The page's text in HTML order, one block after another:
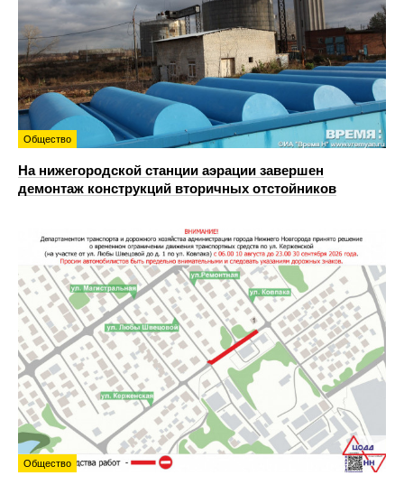
Общество
На нижегородской станции аэрации завершен
демонтаж конструкций вторичных отстойников
Общество